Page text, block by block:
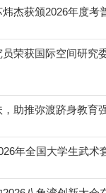
杰获颁2026年度考
荣获国际空间研究
助推弥渡跻身教育
年全国大学生武术